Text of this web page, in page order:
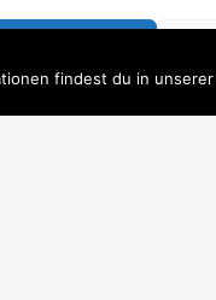
findest du in